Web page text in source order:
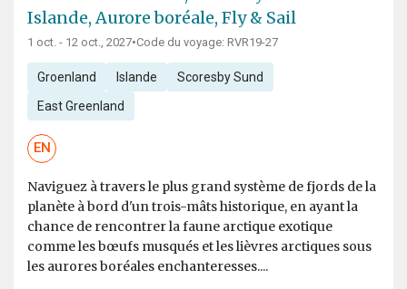
Islande, Aurore boréale, Fly & Sail
1 oct. - 12 oct., 2027•Code du voyage: RVR19-27
Groenland Islande Scoresby Sund
East Greenland
EN
Naviguez à travers le plus grand système de fjords de la
planète à bord d'un trois-mâts historique, en ayant la
chance de rencontrer la faune arctique exotique
comme les bœufs musqués et les lièvres arctiques sous
les aurores boréales enchanteresses....